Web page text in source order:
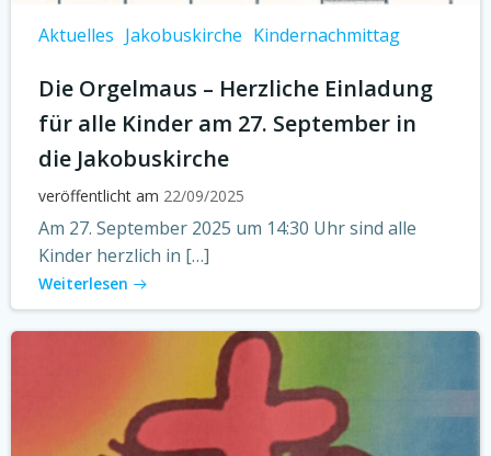
Aktuelles Jakobuskirche Kindernachmittag
Die Orgelmaus – Herzliche Einladung
für alle Kinder am 27. September in
die Jakobuskirche
veröffentlicht am 22/09/2025
Am 27. September 2025 um 14:30 Uhr sind alle
Kinder herzlich in […]
Weiterlesen